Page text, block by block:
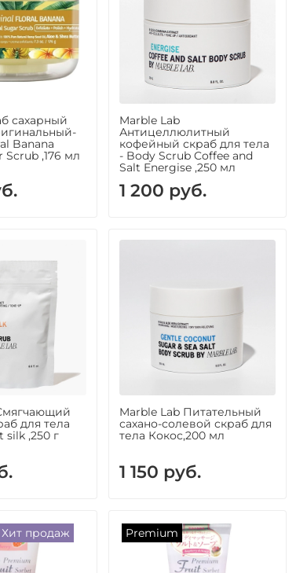
сахарный
Banana
Scrub ,176 мл
Marble Lab
Антицеллюлитный
кофейный скраб для тела
- Body Scrub Coffee and
Salt Energise ,250 мл
1 200 руб.
для тела
silk ,250 г
Marble Lab Питательный
сахано-солевой скраб для
тела Кокос,200 мл
1 150 руб.
Хит продаж Premium